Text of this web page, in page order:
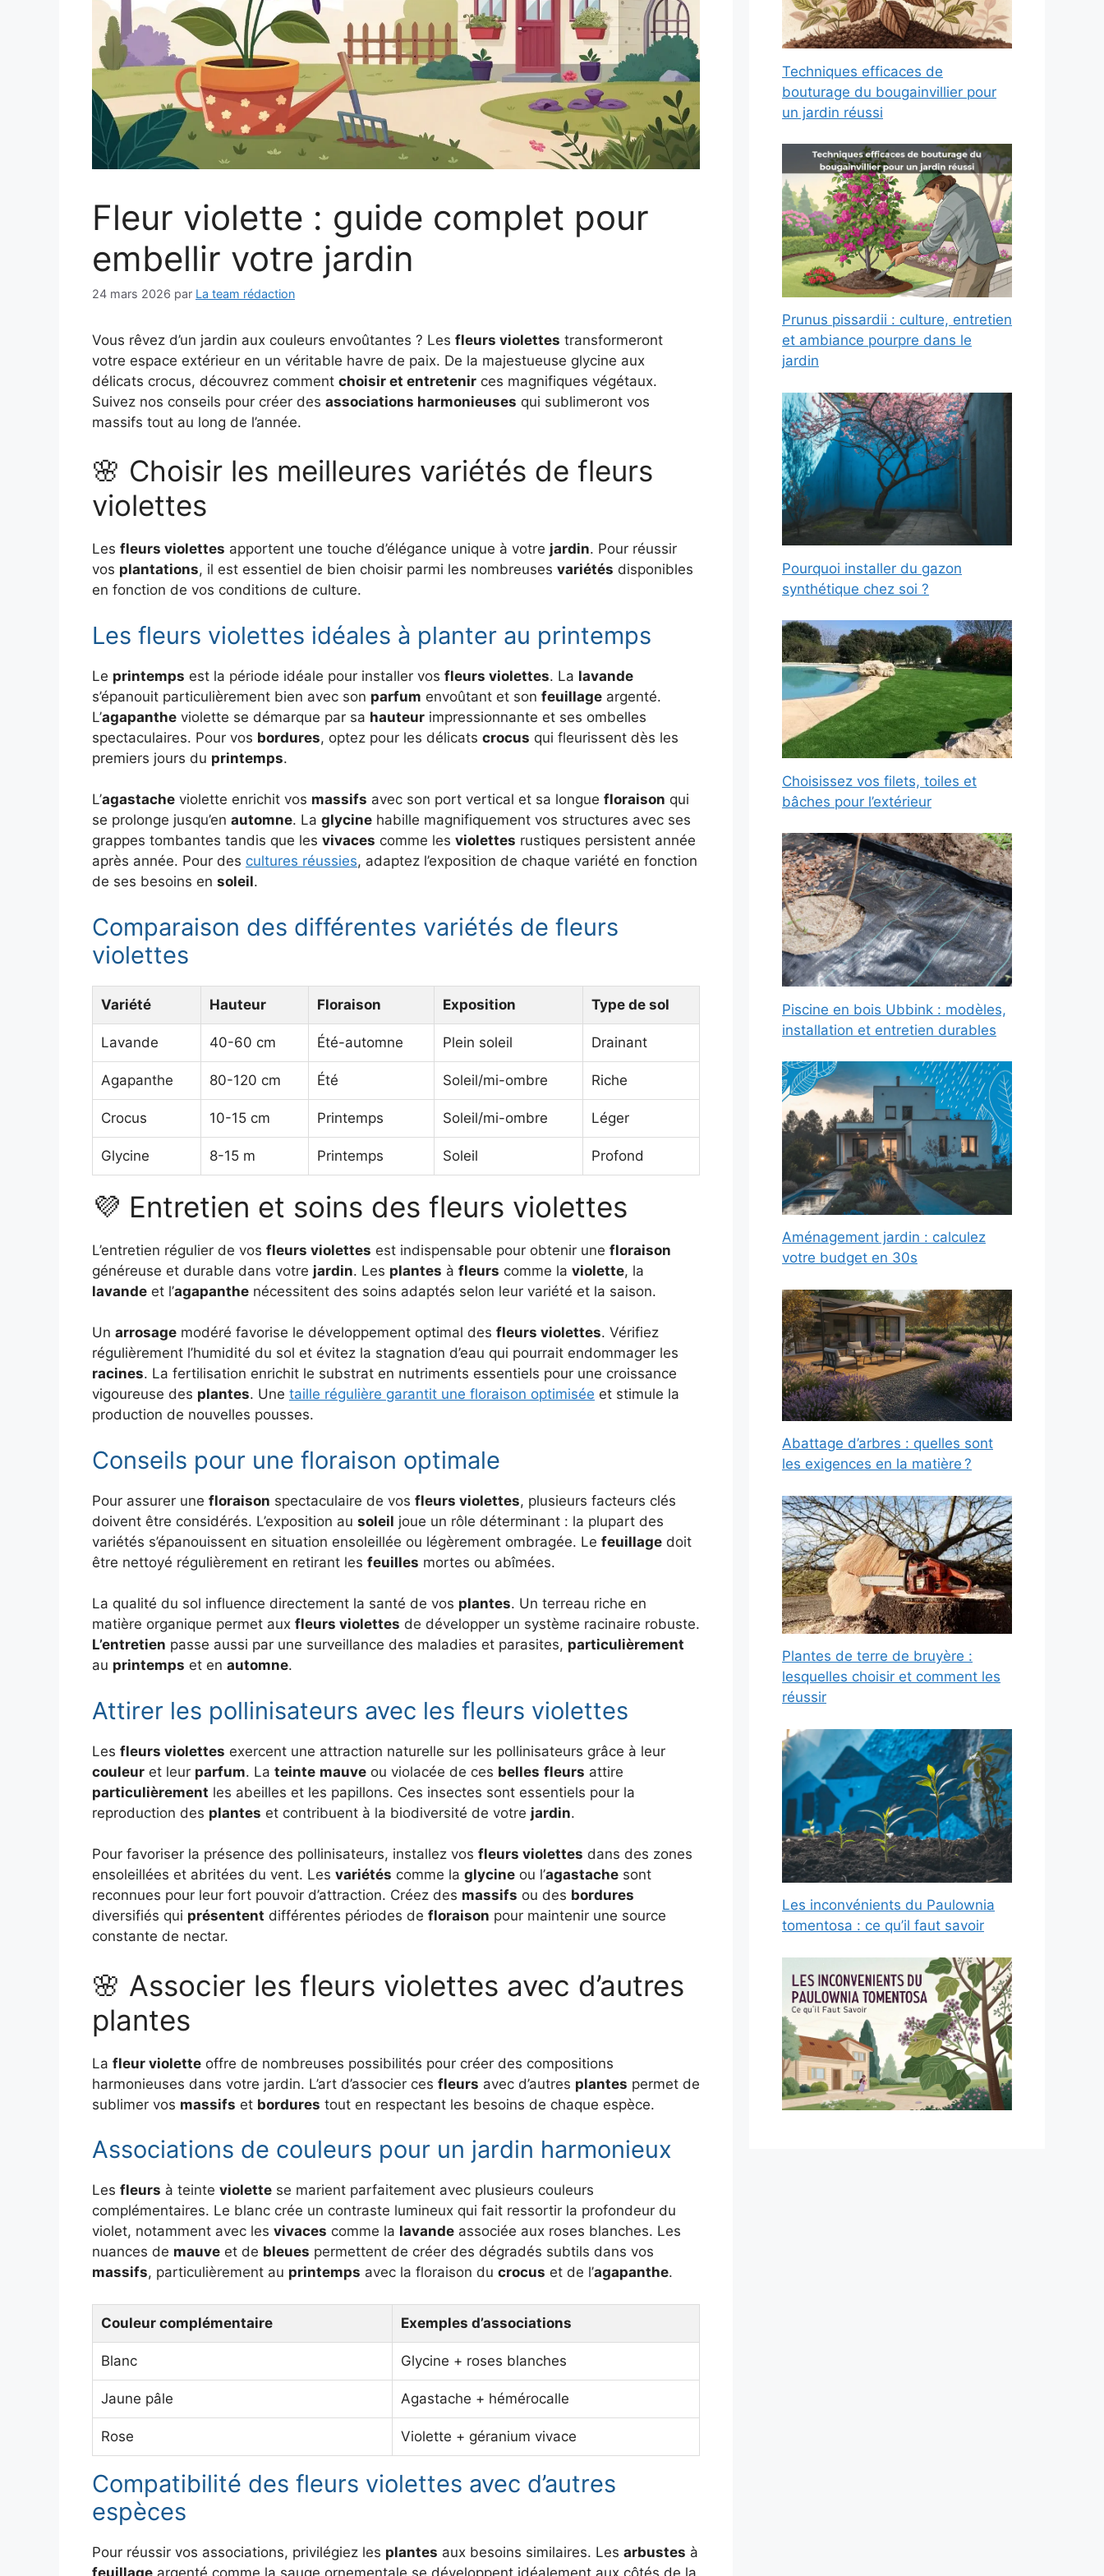
Fleur violette : guide complet pour
embellir votre jardin
24 mars 2026 par La team rédaction
Vous rêvez d’un jardin aux couleurs envoûtantes ? Les fleurs violettes transformeront
votre espace extérieur en un véritable havre de paix. De la majestueuse glycine aux
délicats crocus, découvrez comment choisir et entretenir ces magnifiques végétaux.
Suivez nos conseils pour créer des associations harmonieuses qui sublimeront vos
massifs tout au long de l’année.
🌸 Choisir les meilleures variétés de fleurs
violettes
Les fleurs violettes apportent une touche d’élégance unique à votre jardin. Pour réussir
vos plantations, il est essentiel de bien choisir parmi les nombreuses variétés disponibles
en fonction de vos conditions de culture.
Les fleurs violettes idéales à planter au printemps
Le printemps est la période idéale pour installer vos fleurs violettes. La lavande
s’épanouit particulièrement bien avec son parfum envoûtant et son feuillage argenté.
L’agapanthe violette se démarque par sa hauteur impressionnante et ses ombelles
spectaculaires. Pour vos bordures, optez pour les délicats crocus qui fleurissent dès les
premiers jours du printemps.
L’agastache violette enrichit vos massifs avec son port vertical et sa longue floraison qui
se prolonge jusqu’en automne. La glycine habille magnifiquement vos structures avec ses
grappes tombantes tandis que les vivaces comme les violettes rustiques persistent année
après année. Pour des cultures réussies, adaptez l’exposition de chaque variété en fonction
de ses besoins en soleil.
Comparaison des différentes variétés de fleurs
violettes
Variété Hauteur Floraison Exposition Type de sol
Lavande 40-60 cm Été-automne Plein soleil Drainant
Agapanthe 80-120 cm Été Soleil/mi-ombre Riche
Crocus 10-15 cm Printemps Soleil/mi-ombre Léger
Glycine 8-15 m Printemps Soleil Profond
💜 Entretien et soins des fleurs violettes
L’entretien régulier de vos fleurs violettes est indispensable pour obtenir une floraison
généreuse et durable dans votre jardin. Les plantes à fleurs comme la violette, la
lavande et l’agapanthe nécessitent des soins adaptés selon leur variété et la saison.
Un arrosage modéré favorise le développement optimal des fleurs violettes. Vérifiez
régulièrement l’humidité du sol et évitez la stagnation d’eau qui pourrait endommager les
racines. La fertilisation enrichit le substrat en nutriments essentiels pour une croissance
vigoureuse des plantes. Une taille régulière garantit une floraison optimisée et stimule la
production de nouvelles pousses.
Conseils pour une floraison optimale
Pour assurer une floraison spectaculaire de vos fleurs violettes, plusieurs facteurs clés
doivent être considérés. L’exposition au soleil joue un rôle déterminant : la plupart des
variétés s’épanouissent en situation ensoleillée ou légèrement ombragée. Le feuillage doit
être nettoyé régulièrement en retirant les feuilles mortes ou abîmées.
La qualité du sol influence directement la santé de vos plantes. Un terreau riche en
matière organique permet aux fleurs violettes de développer un système racinaire robuste.
L’entretien passe aussi par une surveillance des maladies et parasites, particulièrement
au printemps et en automne.
Attirer les pollinisateurs avec les fleurs violettes
Les fleurs violettes exercent une attraction naturelle sur les pollinisateurs grâce à leur
couleur et leur parfum. La teinte mauve ou violacée de ces belles fleurs attire
particulièrement les abeilles et les papillons. Ces insectes sont essentiels pour la
reproduction des plantes et contribuent à la biodiversité de votre jardin.
Pour favoriser la présence des pollinisateurs, installez vos fleurs violettes dans des zones
ensoleillées et abritées du vent. Les variétés comme la glycine ou l’agastache sont
reconnues pour leur fort pouvoir d’attraction. Créez des massifs ou des bordures
diversifiés qui présentent différentes périodes de floraison pour maintenir une source
constante de nectar.
🌸 Associer les fleurs violettes avec d’autres
plantes
La fleur violette offre de nombreuses possibilités pour créer des compositions
harmonieuses dans votre jardin. L’art d’associer ces fleurs avec d’autres plantes permet de
sublimer vos massifs et bordures tout en respectant les besoins de chaque espèce.
Associations de couleurs pour un jardin harmonieux
Les fleurs à teinte violette se marient parfaitement avec plusieurs couleurs
complémentaires. Le blanc crée un contraste lumineux qui fait ressortir la profondeur du
violet, notamment avec les vivaces comme la lavande associée aux roses blanches. Les
nuances de mauve et de bleues permettent de créer des dégradés subtils dans vos
massifs, particulièrement au printemps avec la floraison du crocus et de l’agapanthe.
Couleur complémentaire Exemples d’associations
Blanc Glycine + roses blanches
Jaune pâle Agastache + hémérocalle
Rose Violette + géranium vivace
Compatibilité des fleurs violettes avec d’autres
espèces
Pour réussir vos associations, privilégiez les plantes aux besoins similaires. Les arbustes à
feuillage argenté comme la sauge ornementale se développent idéalement aux côtés de la
Techniques efficaces de
bouturage du bougainvillier pour
un jardin réussi
Prunus pissardii : culture, entretien
et ambiance pourpre dans le
jardin
Pourquoi installer du gazon
synthétique chez soi ?
Choisissez vos filets, toiles et
bâches pour l’extérieur
Piscine en bois Ubbink : modèles,
installation et entretien durables
Aménagement jardin : calculez
votre budget en 30s
Abattage d’arbres : quelles sont
les exigences en la matière ?
Plantes de terre de bruyère :
lesquelles choisir et comment les
réussir
Les inconvénients du Paulownia
tomentosa : ce qu’il faut savoir